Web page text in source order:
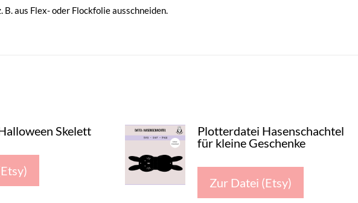
aus Flex- oder Flockfolie ausschneiden.
Skelett
Plotterdatei Hasenschachtel
für kleine Geschenke
Zur Datei (Etsy)